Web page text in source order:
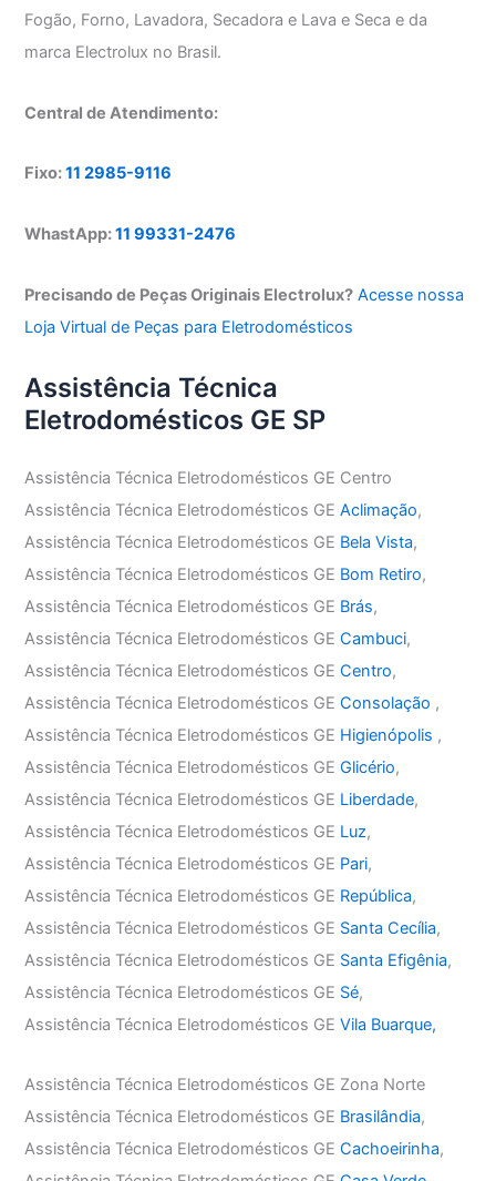
Fogão, Forno, Lavadora, Secadora e Lava e Seca e da
marca Electrolux no Brasil.
Central de Atendimento:
Fixo:11 2985-9116
WhastApp:11 99331-2476
Precisando de Peças Originais Electrolux? Acesse nossa
Loja Virtual de Peças para Eletrodomésticos
Assistência Técnica
Eletrodomésticos GE SP
Assistência Técnica Eletrodomésticos GE Centro
Assistência Técnica Eletrodomésticos GEAclimação,
Assistência Técnica Eletrodomésticos GE Bela Vista,
Assistência Técnica Eletrodomésticos GE Bom Retiro,
Assistência Técnica Eletrodomésticos GE Brás,
Assistência Técnica Eletrodomésticos GECambuci,
Assistência Técnica Eletrodomésticos GECentro,
Assistência Técnica Eletrodomésticos GEConsolação ,
Assistência Técnica Eletrodomésticos GE Higienópolis ,
Assistência Técnica Eletrodomésticos GEGlicério,
Assistência Técnica Eletrodomésticos GE Liberdade,
Assistência Técnica Eletrodomésticos GE Luz,
Assistência Técnica Eletrodomésticos GE Pari,
Assistência Técnica Eletrodomésticos GE República,
Assistência Técnica Eletrodomésticos GE Santa Cecília,
Assistência Técnica Eletrodomésticos GE Santa Efigênia,
Assistência Técnica Eletrodomésticos GE Sé,
Assistência Técnica Eletrodomésticos GEVila Buarque,
Assistência Técnica Eletrodomésticos GE Zona Norte
Assistência Técnica Eletrodomésticos GE Brasilândia,
Assistência Técnica Eletrodomésticos GECachoeirinha,